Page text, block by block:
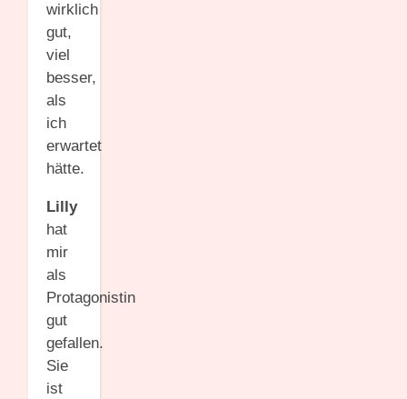
wirklich
gut,
viel
besser,
als
ich
erwartet
hätte.
Lilly
hat
mir
als
Protagonistin
gut
gefallen.
Sie
ist